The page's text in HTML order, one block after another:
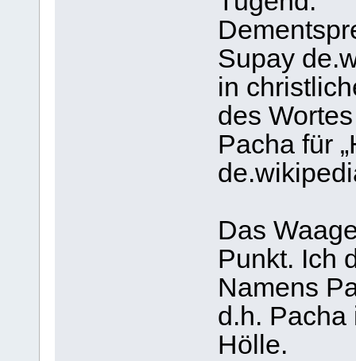
Supay
in
des
Pacha für
Das
Punkt. Ich
Namens
d.h. Pacha
Hölle.